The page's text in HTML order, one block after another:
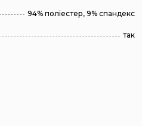
94% поліестер, 9% спандекс
так